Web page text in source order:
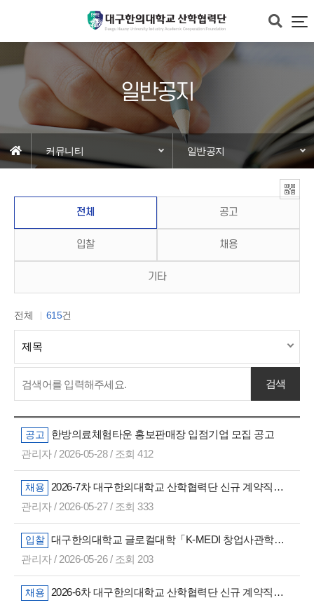
일반공지
커뮤니티 일반공지
전체 공고
입찰 채용
기타
전체 615건
공고
한방의료체험타운 홍보판매장 입점기업 모집 공고
관리자 / 2026-05-28 / 조회 412
채용
2026-7차 대구한의대학교 산학협력단 신규 계약직원 채용 공고
관리자 / 2026-05-27 / 조회 333
입찰
대구한의대학교 글로컬대학「K-MEDI 창업사관학교」단계별 창업교육 프로그램 운영용역
관리자 / 2026-05-26 / 조회 203
채용
2026-6차 대구한의대학교 산학협력단 신규 계약직원 채용 공고